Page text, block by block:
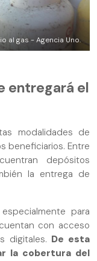
al gas - Agencia Uno.
entregará el
modalidades de
beneficiarios. Entre
depósitos
la entrega de
para
con acceso
digitales. De esta
la cobertura del